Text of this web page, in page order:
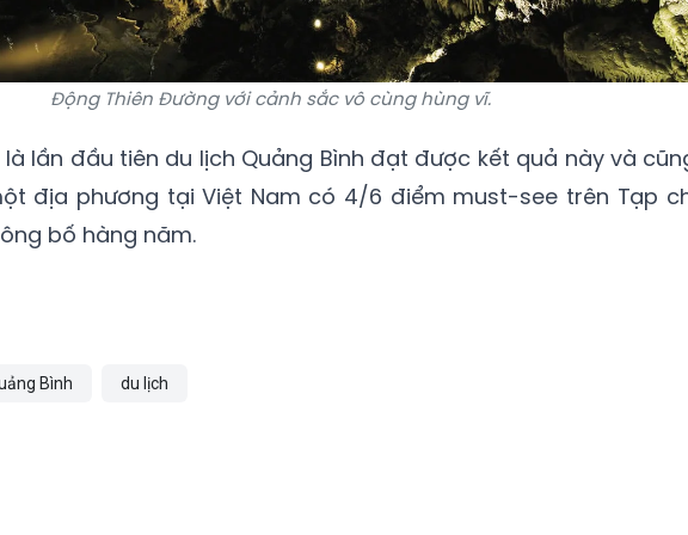
Động Thiên Đường với cảnh sắc vô cùng hùng vĩ.
lần đầu tiên du lịch Quảng Bình đạt được kết quả này và
địa phương tại Việt Nam có 4/6 điểm must-see trên Tạp
bố hàng năm.
Bình du lịch